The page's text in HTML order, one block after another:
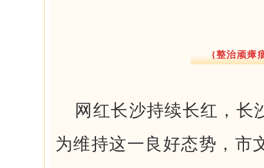
{整治顽瘴
网红长沙持续长红，长
为维持这一良好态势，市